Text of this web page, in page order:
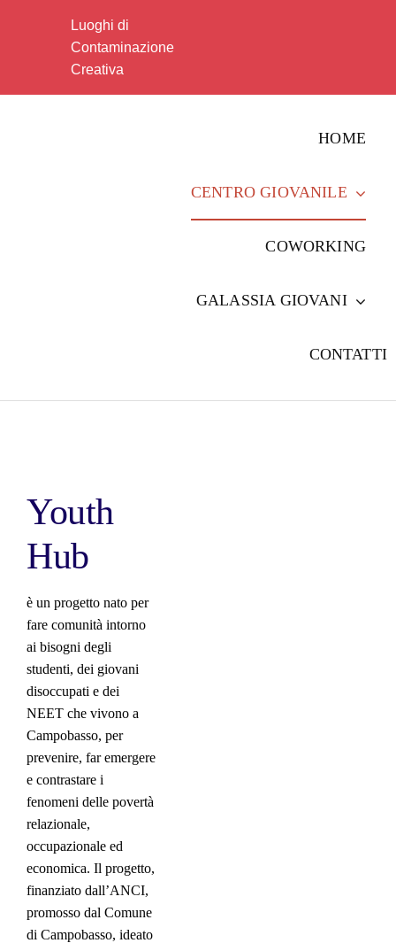
Luoghi di
Contaminazione
Creativa
HOME
CENTRO GIOVANILE
COWORKING
GALASSIA GIOVANI
CONTATTI
Youth
Hub
è un progetto nato per
fare comunità intorno
ai bisogni degli
studenti, dei giovani
disoccupati e dei
NEET che vivono a
Campobasso, per
prevenire, far emergere
e contrastare i
fenomeni delle povertà
relazionale,
occupazionale ed
economica. Il progetto,
finanziato dall’ANCI,
promosso dal Comune
di Campobasso, ideato